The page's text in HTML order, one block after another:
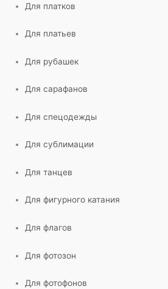
Для платков
Для платьев
Для рубашек
Для сарафанов
Для спецодежды
Для сублимации
Для танцев
Для фигурного катания
Для флагов
Для фотозон
Для фотофонов